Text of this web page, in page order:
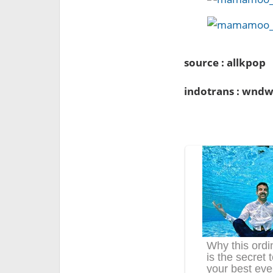
source : allkpop
indotrans :